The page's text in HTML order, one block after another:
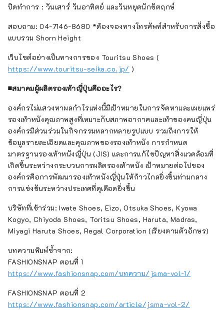
ปิดทำการ : วันเสาร์ วันอาทิตย์ และวันหยุดนักขัตฤกษ์
สอบถาม: 04-7146-8680 *ต้องจองทางโทรศัพท์สำหรับการสั่งซื้อ
แบบรวม Shorn Height
เว็บไซต์อย่างเป็นทางการของ Touritsu Shoes (
https://www.touritsu-seika.co.jp/ )
■สมาคมผู้ผลิตรองเท้าญี่ปุ่นคืออะไร?
องค์กรไม่แสวงหาผลกำไรแห่งนี้มีเป้าหมายในการจัดหาและเผยแพร่
รองเท้าหนังคุณภาพสูงที่เหมาะกับสภาพอากาศและเท้าของคนญี่ปุ่น
องค์กรมีส่วนร่วมในกิจกรรมหลากหลายรูปแบบ รวมถึงการให้
ข้อมูลรายละเอียดและคุณภาพของรองเท้าหนัง การกำหนด
มาตรฐานรองเท้าหนังญี่ปุ่น (JIS) และการแก้ไขปัญหาสิ่งแวดล้อมที่
เกิดขึ้นระหว่างกระบวนการผลิตรองเท้าหนัง เป้าหมายต่อไปของ
องค์กรคือการพัฒนารองเท้าหนังญี่ปุ่นให้ก้าวไกลยิ่งขึ้นท่ามกลาง
การแข่งขันระหว่างประเทศที่ดุเดือดยิ่งขึ้น
บริษัทที่เข้าร่วม: Iwate Shoes, Eizo, Otsuka Shoes, Kyowa
Kogyo, Chiyoda Shoes, Toritsu Shoes, Haruta, Madras,
Miyagi Haruta Shoes, Regal Corporation (เรียงตามตัวอักษร)
บทความพิมพ์ซ้ำจาก:
FASHIONSNAP ตอนที่ 1
https://www.fashionsnap.com/บทความ/jsma-vol-1/
FASHIONSNAP ตอนที่ 2
https://www.fashionsnap.com/article/jsma-vol-2/